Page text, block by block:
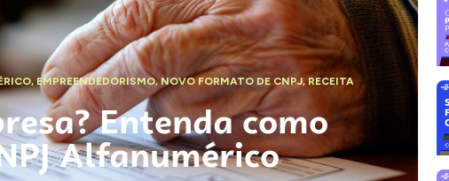
, EMPREENDEDORISMO,NOVO FORMATO DE CNPJ,RECEITA
Entenda como
Alfanumérico